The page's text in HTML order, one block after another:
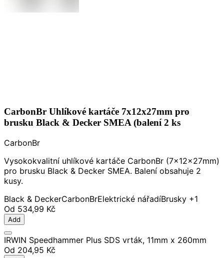
CarbonBr Uhlíkové kartáče 7x12x27mm pro
brusku Black & Decker SMEA (balení 2 ks
CarbonBr
Vysokokvalitní uhlíkové kartáče CarbonBr (7x12x27mm)
pro brusku Black & Decker SMEA. Balení obsahuje 2
kusy.
Black & DeckerCarbonBrElektrické nářadíBrusky +1
Od 534,99 Kč
Add
IRWIN Speedhammer Plus SDS vrták, 11mm x 260mm
Od 204,95 Kč